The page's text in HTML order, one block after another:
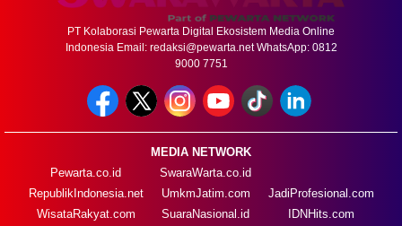
PT Kolaborasi Pewarta Digital Ekosistem Media Online
Indonesia Email: redaksi@pewarta.netWhatsApp: 0812
9000 7751
MEDIA NETWORK
Pewarta.co.id
RepublikIndonesia.net
WisataRakyat.com
SwaraWarta.co.id
UmkmJatim.com
SuaraNasional.id
JadiProfesional.com
IDNHits.com